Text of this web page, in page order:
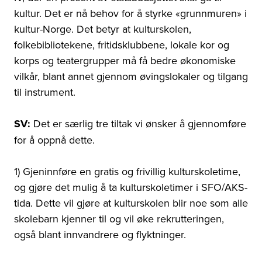
kultur. Det er nå behov for å styrke «grunnmuren» i
kultur-Norge. Det betyr at kulturskolen,
folkebibliotekene, fritidsklubbene, lokale kor og
korps og teatergrupper må få bedre økonomiske
vilkår, blant annet gjennom øvingslokaler og tilgang
til instrument.
SV: Det er særlig tre tiltak vi ønsker å gjennomføre
for å oppnå dette.
1) Gjeninnføre en gratis og frivillig kulturskoletime,
og gjøre det mulig å ta kulturskoletimer i SFO/AKS-
tida. Dette vil gjøre at kulturskolen blir noe som alle
skolebarn kjenner til og vil øke rekrutteringen,
også blant innvandrere og flyktninger.